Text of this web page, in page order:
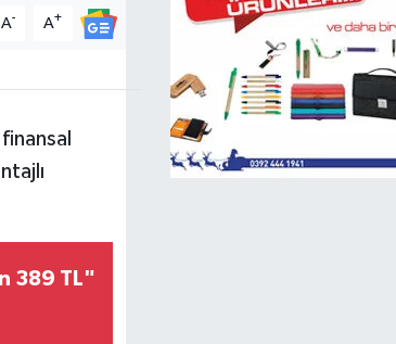
A- A+
389 TL"